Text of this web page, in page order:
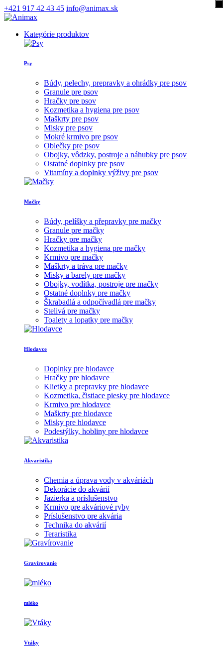
+421 917 42 43 45 info@animax.sk
Kategórie produktov
Psy
Búdy, pelechy, prepravky a ohrádky pre psov
Granule pre psov
Hračky pre psov
Kozmetika a hygiena pre psov
Maškrty pre psov
Misky pre psov
Mokré krmivo pre psov
Oblečky pre psov
Obojky, vôdzky, postroje a náhubky pre psov
Ostatné doplnky pre psov
Vitamíny a doplnky výživy pre psov
Mačky
Búdy, pelíšky a přepravky pre mačky
Granule pre mačky
Hračky pre mačky
Kozmetika a hygiena pre mačky
Krmivo pre mačky
Maškrty a tráva pre mačky
Misky a barely pre mačky
Obojky, vodítka, postroje pre mačky
Ostatné doplnky pre mačky
Škrabadlá a odpočívadlá pre mačky
Stelivá pre mačky
Toalety a lopatky pre mačky
Hlodavce
Doplnky pre hlodavce
Hračky pre hlodavce
Klietky a prepravky pre hlodavce
Kozmetika, čistiace piesky pre hlodavce
Krmivo pre hlodavce
Maškrty pre hlodavce
Misky pre hlodavce
Podestýlky, hobliny pre hlodavce
Akvaristika
Chemia a úprava vody v akváriách
Dekorácie do akvárií
Jazierka a príslušenstvo
Krmivo pre akváriové ryby
Príslušenstvo pre akvária
Technika do akvárií
Teraristika
Gravírovanie
mléko
Vtáky